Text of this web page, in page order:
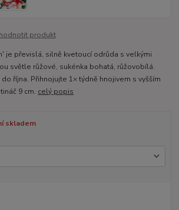
produkt
je převislá, silně kvetoucí odrůda s velkými
světle růžové, sukénka bohatá, růžovobílá.
října. Přihnojujte 1× týdně hnojivem s vyšším
9 cm. celý popis
skladem